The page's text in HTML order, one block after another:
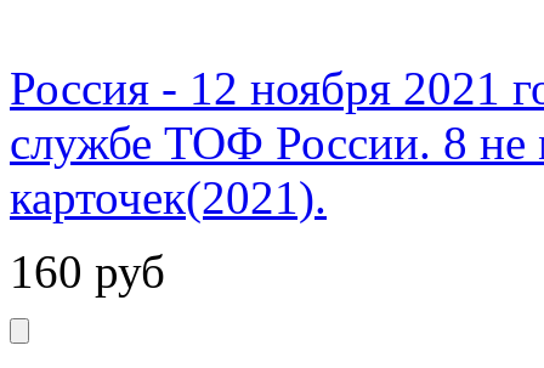
Россия - 12 ноября 2021
службе ТОФ России. 8 не
карточек(2021).
160 руб